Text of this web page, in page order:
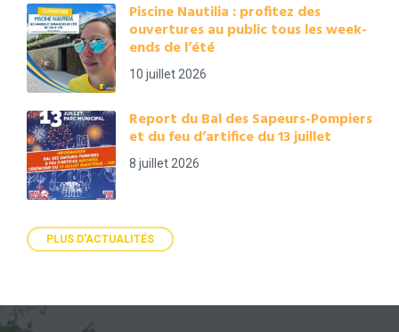
Piscine Nautilia : profitez des
ouvertures au public tous les week-
ends de l’été
10 juillet 2026
Report du Bal des Sapeurs-Pompiers
et du feu d’artifice du 13 juillet
8 juillet 2026
PLUS D'ACTUALITÉS